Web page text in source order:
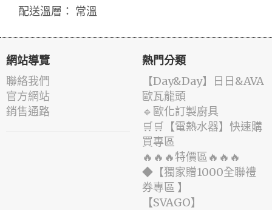
配送溫層： 常溫
網站導覽
聯絡我們
官方網站
銷售通路
熱門分類
️【Day&Day】️日日&AVA
歐瓦龍頭
🔹歐化訂製廚具
🛒🛒【電熱水器】快速購
買專區
🔥🔥🔥特價區🔥🔥🔥
◆【獨家贈1000全聯禮
券專區 】
️【SVAGO】️